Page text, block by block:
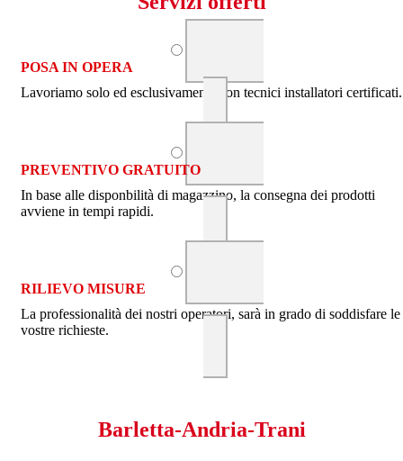
POSA IN OPERA
Lavoriamo solo ed esclusivamente con tecnici installatori certificati.
PREVENTIVO GRATUITO
In base alle disponbilità di magazzino, la consegna dei prodotti
avviene in tempi rapidi.
RILIEVO MISURE
La professionalità dei nostri operatori, sarà in grado di soddisfare le
vostre richieste.
Barletta-Andria-Trani